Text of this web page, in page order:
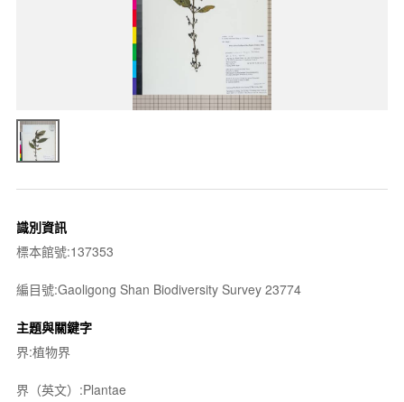
識別資訊
標本館號:137353
編目號:Gaoligong Shan Biodiversity Survey 23774
主題與關鍵字
界:植物界
界（英文）:Plantae